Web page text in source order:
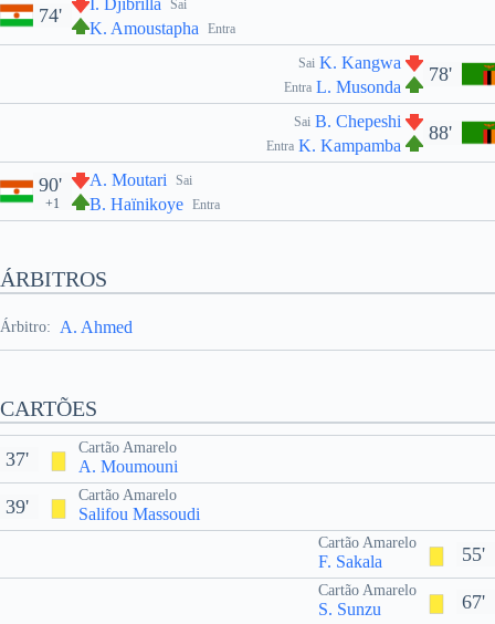
Sai
I. Djibrilla
Entra
K. Amoustapha
74'
78'
Sai K. Kangwa
Entra L. Musonda
88'
Sai B. Chepeshi
Entra K. Kampamba
Sai
A. Moutari
Entra
B. Haïnikoye
90'
+1
ÁRBITROS
Árbitro: A. Ahmed
CARTÕES
Cartão Amarelo
A. Moumouni
37'
Cartão Amarelo
Salifou Massoudi
39'
55'
Cartão Amarelo
F. Sakala
67'
Cartão Amarelo
S. Sunzu